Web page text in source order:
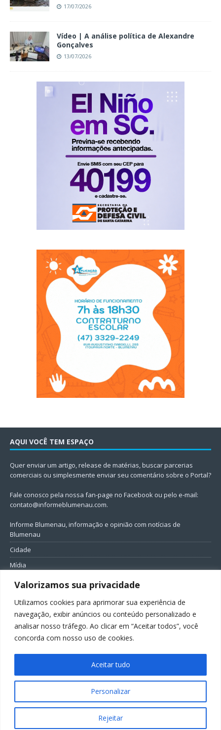
Valorizamos sua privacidade
Utilizamos cookies para aprimorar sua experiência de
navegação, exibir anúncios ou conteúdo personalizado e
analisar nosso tráfego. Ao clicar em “Aceitar todos”, você
concorda com nosso uso de cookies.
Personalizar
Rejeitar
Aceitar tudo
17/07/2026
Vídeo | A análise política de Alexandre
Gonçalves
13/07/2026
AQUI VOCÊ TEM ESPAÇO
Quer enviar um artigo, release de matérias, buscar parcerias
comerciais ou simplesmente enviar seu comentário sobre o Portal?
Fale conosco pela nossa fan-page no Facebook ou pelo e-mail:
contato@informeblumenau.com.
Informe Blumenau, informação e opinião com notícias de
Blumenau
Cidade
Mídia
Entretenimento
Política
Todos os direitos reservados ao Informe Blumenau